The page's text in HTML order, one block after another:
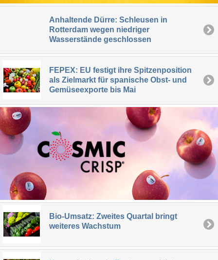
Anhaltende Dürre: Schleusen in
Rotterdam wegen niedriger
Wasserstände geschlossen
FEPEX: EU festigt ihre Spitzenposition
als Zielmarkt für spanische Obst- und
Gemüseexporte bis Mai
Bio-Umsatz: Zweites Quartal bringt
weiteres Wachstum